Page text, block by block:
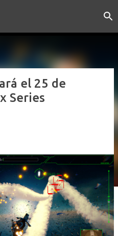
principal
el 25 de
Series